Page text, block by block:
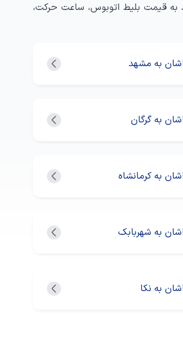
به قیمت بلیط اتوبوس، ساعت حرکت،
به مشهد
به گرگان
به کرمانشاه
به شهربابک
به نکا